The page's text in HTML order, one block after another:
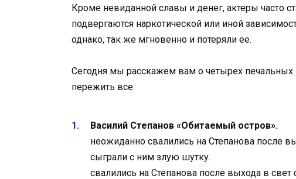
Кроме невиданной славы и денег, актеры часто
подвергаются наркотической или иной
однако, так же мгновенно и потеряли ее.
Сегодня мы расскажем вам о четырех печальных
пережить все.
Василий Степанов «Обитаемый остров».
неожиданно свалились на Степанова после
сыграли с ним злую шутку.
Слава и
свалились на Степанова после выхода в